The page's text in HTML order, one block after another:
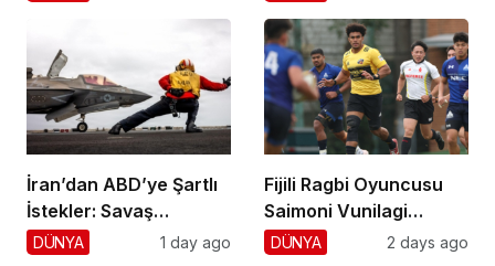
İran’dan ABD’ye Şartlı
İstekler: Savaş
Sonlansın!
DÜNYA 1 day ago
Fijili Ragbi Oyuncusu
Saimoni Vunilagi
Hayatını Kaybetti
DÜNYA 2 days ago